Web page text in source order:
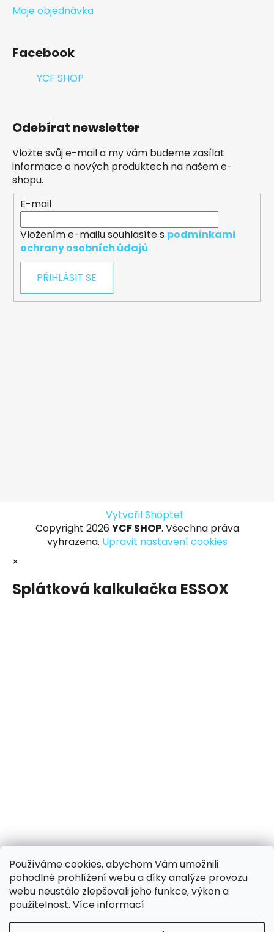
Používáme cookies, abychom Vám umožnili
pohodlné prohlížení webu a díky analýze provozu
webu neustále zlepšovali jeho funkce, výkon a
použitelnost. Více informací
Moje objednávka
Facebook
YCF SHOP
Odebírat newsletter
Vložte svůj e-mail a my vám budeme zasílat
informace o nových produktech na našem e-
shopu.
E-mail
Vložením e-mailu souhlasíte s podmínkami
ochrany osobních údajů
PŘIHLÁSIT SE
Vytvořil Shoptet
Copyright 2026 YCF SHOP. Všechna práva
vyhrazena. Upravit nastavení cookies
×
Splátková kalkulačka ESSOX